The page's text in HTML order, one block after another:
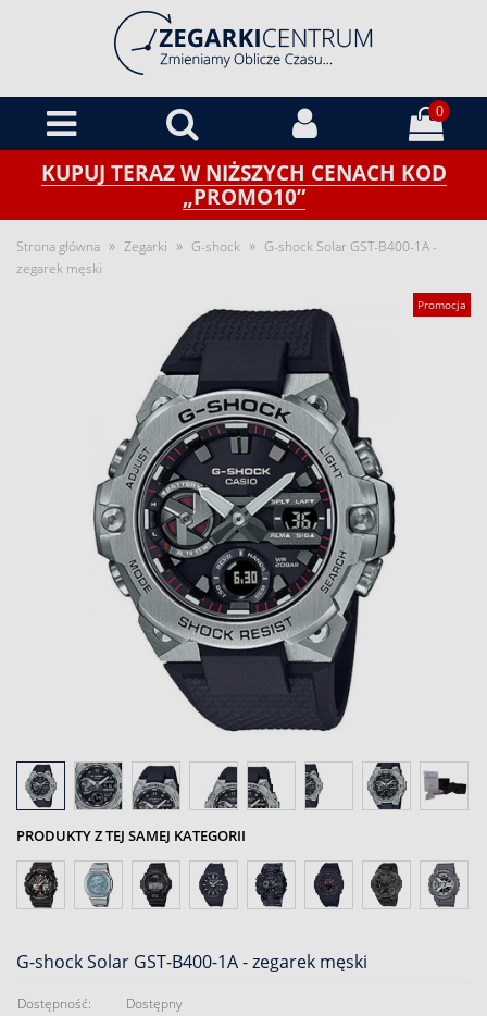
0
KUPUJ TERAZ W NIŻSZYCH CENACH KOD
„PROMO10”
Strona główna » Zegarki » G-shock » G-shock Solar GST-B400-1A -
zegarek męski
Promocja
PRODUKTY Z TEJ SAMEJ KATEGORII
G-shock Solar GST-B400-1A - zegarek męski
Dostępność:
Dostępny